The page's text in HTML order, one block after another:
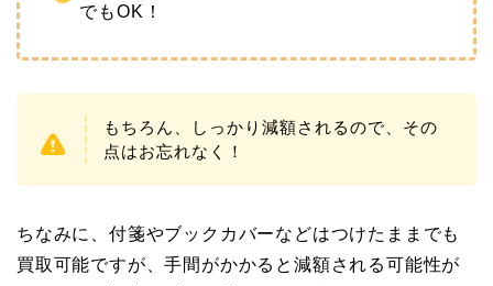
でもOK！
もちろん、しっかり減額されるので、その
点はお忘れなく！
ちなみに、付箋やブックカバーなどはつけたままでも
買取可能ですが、手間がかかると減額される可能性が